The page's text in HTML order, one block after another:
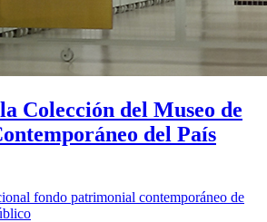
Colección del Museo de
del País
fondo patrimonial contemporáneo de